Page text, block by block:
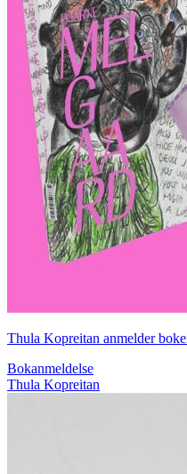
Thula Kopreitan anmelder
Bokanmeldelse
Thula Kopreitan